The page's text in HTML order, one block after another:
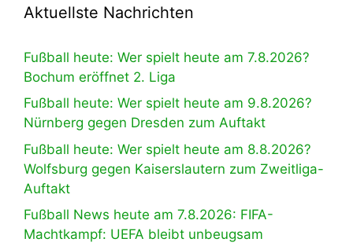
Aktuellste Nachrichten
Fußball heute: Wer spielt heute am 7.8.2026?
Bochum eröffnet 2. Liga
Fußball heute: Wer spielt heute am 9.8.2026?
Nürnberg gegen Dresden zum Auftakt
Fußball heute: Wer spielt heute am 8.8.2026?
Wolfsburg gegen Kaiserslautern zum Zweitliga-
Auftakt
Fußball News heute am 7.8.2026: FIFA-
Machtkampf: UEFA bleibt unbeugsam